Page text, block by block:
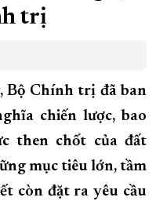
CẮT ĐIỆN
TRIỂN TỈNH KHÁNH HÒA
PHỐ TRỰC THUỘC
trị
Bộ Chính trị đã ban
chiến lược, bao
then chốt của đất
mục tiêu lớn, tầm
còn đặt ra yêu cầu